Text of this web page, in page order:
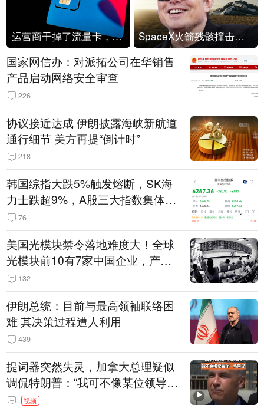
运营商干掉了流量卡，他们真的玩不起了 SpaceX火箭残骸撞击月球
国家网信办：对派拓公司在华销售
产品启动网络安全审查
226
协议接近达成 伊朗披露海峡新航道
通行细节 美方再提“倒计时”
218
韩国综指大跌5%触发熔断，SK海
力士跌超9%，A股三大指数集体低
开 76
美国光模块禁令落地难度大！全球
光模块前10有7家中国企业，产业
界人士：想“脱钩”并不容易
132
伊朗总统：目前与最高领袖联络困
难 其决策过程遭人利用
439
提词器突然失灵，加拿大总理疑似
调侃特朗普：“我可不像某位领导
人，把这当成一场阴谋”，全场哄笑
视频